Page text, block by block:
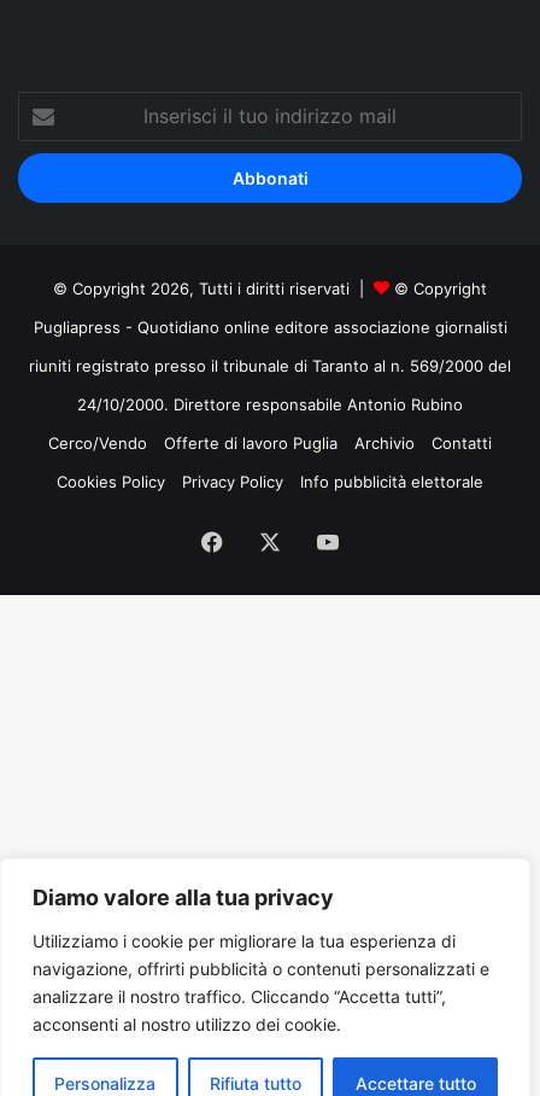
Diamo valore alla tua privacy
Utilizziamo i cookie per migliorare la tua esperienza di
navigazione, offrirti pubblicità o contenuti personalizzati e
analizzare il nostro traffico. Cliccando “Accetta tutti”,
acconsenti al nostro utilizzo dei cookie.
Personalizza Rifiuta tutto Accettare tutto
tuo
indirizzo
mail
© Copyright 2026, Tutti i diritti riservati |
© Copyright
Pugliapress - Quotidiano online editore associazione giornalisti
riuniti registrato presso il tribunale di Taranto al n. 569/2000 del
24/10/2000. Direttore responsabile Antonio Rubino
Cerco/Vendo
Offerte di lavoro Puglia Archivio
Contatti
Cookies Policy
Privacy Policy Info pubblicità elettorale
Facebook
Tube